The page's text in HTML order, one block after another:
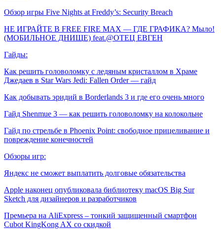
Обзор игры Five Nights at Freddy’s: Security Breach
НЕ ИГРАЙТЕ В FREE FIRE MAX — ГДЕ ГРАФИКА? Мыло!
(МОБИЛЬНОЕ ДНИЩЕ) feat.@ОТЕЦ ЕВГЕН
Гайды:
Как решить головоломку с ледяным кристаллом в Храме
Джедаев в Star Wars Jedi: Fallen Order — гайд
Как добывать эридий в Borderlands 3 и где его очень много
Гайд Shenmue 3 — как решить головоломку на колокольне
Гайд по стрельбе в Phoenix Point: свободное прицеливание и
повреждение конечностей
Обзоры игр:
Яндекс не сможет выплатить долговые обязательства
Apple наконец опубликовала библиотеку macOS Big Sur
Sketch для дизайнеров и разработчиков
Премьера на AliExpress – тонкий защищенный смартфон
Cubot KingKong AX со скидкой